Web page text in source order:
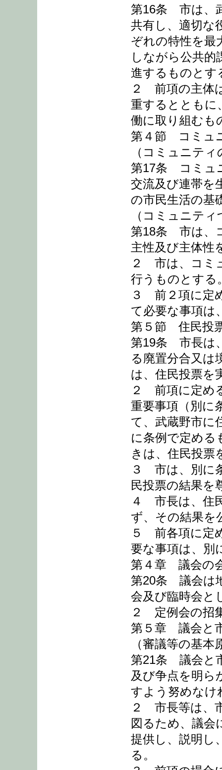
第16条 市は、
共有し、適切な
ぞれの特性を最
しながら公共的
進するものとす
２ 前項の主体
重するとともに
働に取り組むも
第４節 コミュ
（コミュニテ
第17条 コミュ
交流及び連帯を
の市民生活の基
（コミュニテ
第18条 市は、
主性及び主体性
２ 市は、コミ
行うものとする
３ 前２項に定
て必要な事項は
第５節 住民投
第19条 市長は
る廃置分合又は
は、住民投票を
２ 前項に定め
重要事項（別に
て、武蔵野市に
に条例で定める
きは、住民投票
３ 市は、別に
民投票の結果を
４ 市長は、住
ず、その結果を
５ 前各項に定
要な事項は、別
第４章 議会の
第20条 議会は
会及び臨時会と
２ 定例会の招
第５章 議会と
（審議等の基本
第21条 議会と
及び争点を明ら
すよう努めなけ
２ 市長等は、
図るため、議会
提供し、説明し
る。